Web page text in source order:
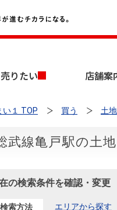
売りたい 店舗案
ンションを探す
定
い１ TOP 買う 土地
武線亀戸駅の土
の検索条件を確認・変更
検索方法 エリアから探す